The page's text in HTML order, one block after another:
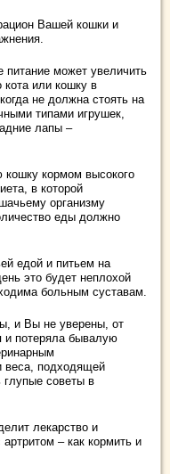
Вашей кошки и
питание может увеличить
кота или кошку в
не должна стоять на
типами игрушек,
лапы –
кошку кормом высокого
в которой
организму
еды должно
едой и питьем на
это будет неплохой
больным суставам.
и Вы не уверены, от
и потеряла бывалую
веса, подходящей
советы в
лекарство и
– как кормить и